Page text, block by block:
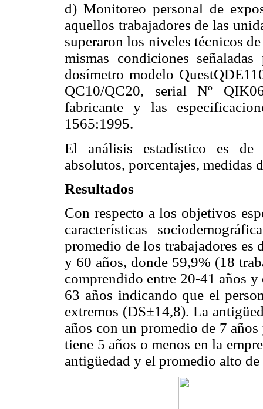
d) Monitoreo personal de
aquellos trabajadores de las
superaron los niveles técnicos
mismas condiciones
dosímetro modelo
QC10/QC20, serial Nº
fabricante y las
1565:1995.
El análisis estadístico es de
absolutos, porcentajes, medidas
Resultados
Con respecto a los objetivos
características
promedio de los trabajadores es
y 60 años, donde 59,9% (18
comprendido entre 20-41 años
63 años indicando que el
extremos (DS±14,8). La
años con un promedio de 7
tiene 5 años o menos en la
antigüedad y el promedio alto